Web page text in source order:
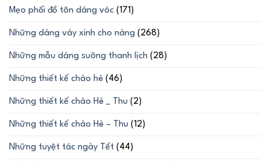
Mẹo phối đồ tôn dáng vóc (171)
Những dáng váy xinh cho nàng (268)
Những mẫu dáng suông thanh lịch (28)
Những thiết kế chào hè (46)
Những thiết kế chào Hè _ Thu (2)
Những thiết kế chào Hè – Thu (12)
Những tuyệt tác ngày Tết (44)